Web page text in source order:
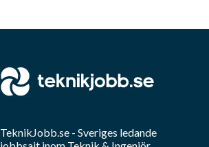
TeknikJobb.se - Sveriges ledande